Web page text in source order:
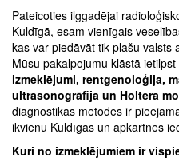
Pateicoties ilggadējai
Kuldīgā, esam vienīgais
kas var piedāvāt tik plašu valsts
Mūsu pakalpojumu klāstā ietilpst
izmeklējumi, rentgenoloģija,
ultrasonogrāfija un Holtera
diagnostikas metodes ir
ikvienu Kuldīgas un apkārtnes
Kuri no izmeklējumiem ir